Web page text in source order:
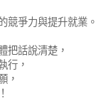
競爭力與提升就業。
把話說清楚，
行，
，